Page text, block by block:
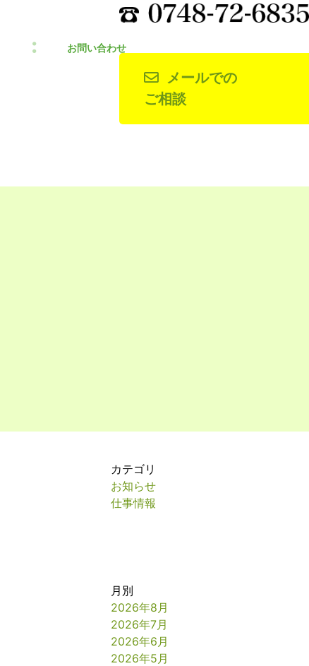
お問い合わせ
メールでの
ご相談
カテゴリ
お知らせ
仕事情報
月別
2026年8月
2026年7月
2026年6月
2026年5月